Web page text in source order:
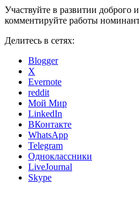
Участвуйте в развитии доброго
комментируйте работы
Делитесь в сетях:
Blogger
X
Evernote
reddit
Мой Мир
LinkedIn
ВКонтакте
WhatsApp
Telegram
Одноклассники
LiveJournal
Skype